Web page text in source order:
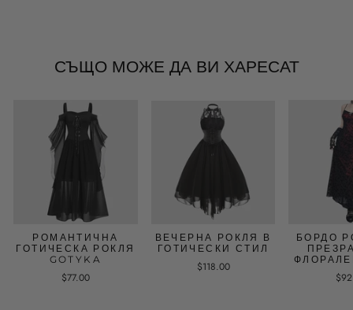
СЪЩО МОЖЕ ДА ВИ ХАРЕСАТ
РОМАНТИЧНА
ГОТИЧЕСКА РОКЛЯ
GOTYKA
$77.00
ВЕЧЕРНА РОКЛЯ В
ГОТИЧЕСКИ СТИЛ
$118.00
БОРДО